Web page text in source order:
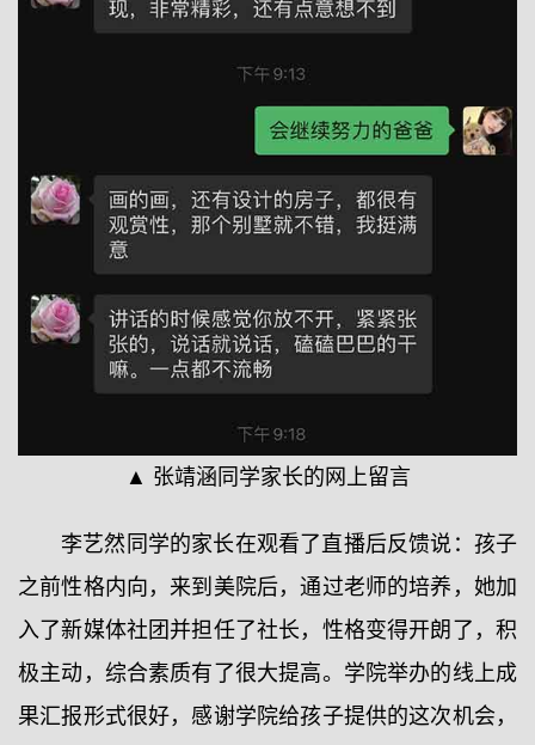
▲ 张靖涵同学家长的网上留言
李艺然同学的家长在观看了直播后反馈说：孩子
之前性格内向，来到美院后，通过老师的培养，她加
入了新媒体社团并担任了社长，性格变得开朗了，积
极主动，综合素质有了很大提高。学院举办的线上成
果汇报形式很好，感谢学院给孩子提供的这次机会，